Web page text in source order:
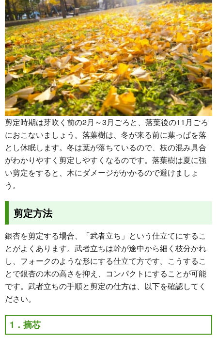
剪定時期は芽吹く前の2月～3月ごろと、落葉後の11月ごろ
におこないましょう。落葉樹は、冬が来る前に葉っぱを落
とし休眠します。冬は葉が落ちているので、枝の混み具合
がわかりやすく剪定しやすくなるのです。落葉樹は夏に強
い剪定をすると、木にダメージがかかるので避けましょ
う。
剪定方法
銀杏を剪定する場合、「武者立ち」という仕立てにするこ
とがよくあります。武者立ちは幹が途中から細く枝分かれ
し、フォークのような形にする仕立て方です。こうするこ
とで銀杏の木の高さを抑え、コンパクトにすることが可能
です。武者立ちの手順と剪定の仕方は、以下を確認してく
ださい。
1．摘芯